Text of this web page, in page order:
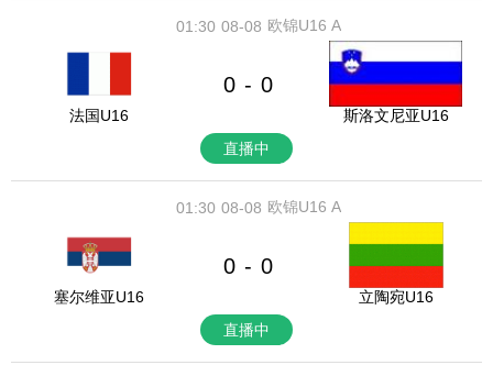
08-08
01:30 欧锦U16 A
法国U16
0 - 0
斯洛文尼亚U16
直播中
08-08
01:30 欧锦U16 A
塞尔维亚U16
0 - 0
立陶宛U16
直播中